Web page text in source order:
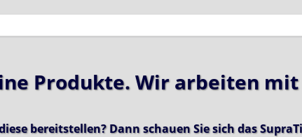
Produkte. Wir arbeiten
bereitstellen? Dann schauen Sie sich das